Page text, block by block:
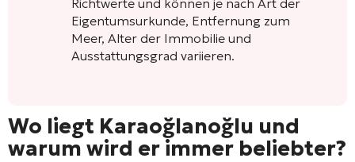
Eigentumsurkunde, Entfernung zum
Meer, Alter der Immobilie und
Ausstattungsgrad variieren.
Wo liegt Karaoğlanoğlu und
warum wird er immer beliebter?